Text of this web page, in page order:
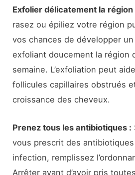
Exfolier délicatement la région
rasez ou épiliez votre région
vos chances de développer
exfoliant doucement la région
semaine. L’exfoliation peut
follicules capillaires obstrués
croissance des cheveux.
Prenez tous les antibiotiques :
vous prescrit des
infection, remplissez
Arrêter avant d’avoir pris